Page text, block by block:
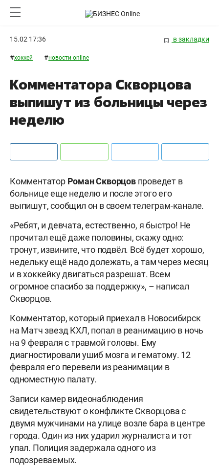
15.02 17:36 в закладки
#хоккей #новости online
Комментатора Скворцова
выпишут из больницы через
неделю
Комментатор Роман Скворцовпроведет в
больнице еще неделю и после этого его
выпишут, сообщил он в своем телеграм-канале.
«Ребят, и девчата, естественно, я быстро! Не
прочитал ещё даже половины, скажу одно:
тронут, извините, что подвёл. Всё будет хорошо,
недельку ещё надо долежать, а там через месяц
и в хоккейку двигаться разрешат. Всем
огромное спасибо за поддержку», – написал
Скворцов.
Комментатор, который приехал в Новосибирск
на Матч звезд КХЛ, попал в реанимацию в ночь
на 9 февраля с травмой головы. Ему
диагностировали ушиб мозга и гематому. 12
февраля его перевели из реанимации в
одноместную палату.
Записи камер видеонаблюдения
свидетельствуют о конфликте Скворцова с
двумя мужчинами на улице возле бара в центре
города. Один из них ударил журналиста и тот
упал. Полиция задержала одного из
подозреваемых.